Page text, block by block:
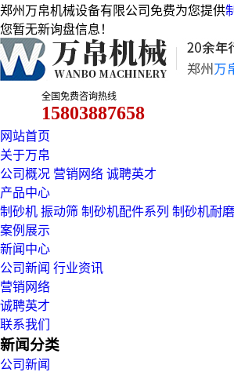
郑州万帛机械设备有限公司免费为您提供
您暂无新询盘信息！
全国免费咨询热线
15803887658
网站首页
关于万帛
公司概况 营销网络 诚聘英才
产品中心
制砂机 振动筛 制砂机配件系列 制砂机耐
案例展示
新闻中心
公司新闻 行业资讯
营销网络
诚聘英才
联系我们
新闻分类
公司新闻